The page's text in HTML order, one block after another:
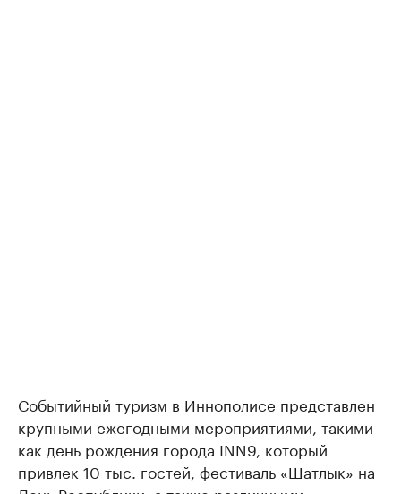
Событийный туризм в Иннополисе представлен
крупными ежегодными мероприятиями, такими
как день рождения города INN9, который
привлек 10 тыс. гостей, фестиваль «Шатлык» на